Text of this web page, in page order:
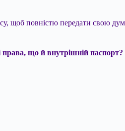
щоб повністю передати свою
права, що й внутрішній паспорт?